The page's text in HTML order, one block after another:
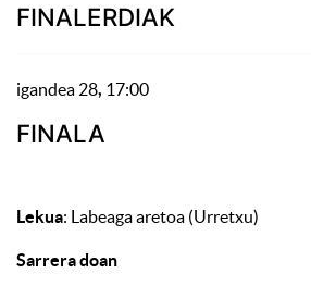
FINALERDIAK
igandea 28, 17:00
FINALA
Lekua: Labeaga aretoa (Urretxu)
Sarrera doan